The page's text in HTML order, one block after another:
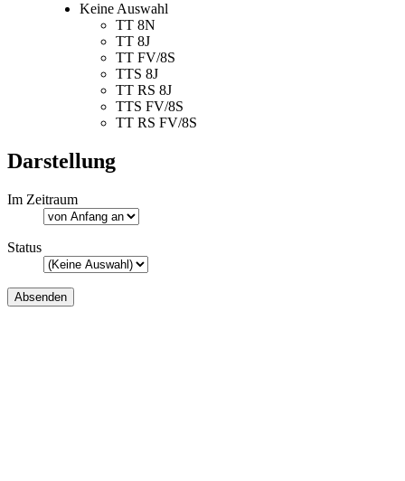
Keine Auswahl
TT 8N
TT 8J
TT FV/8S
TTS 8J
TT RS 8J
TTS FV/8S
TT RS FV/8S
Darstellung
Im Zeitraum
Status